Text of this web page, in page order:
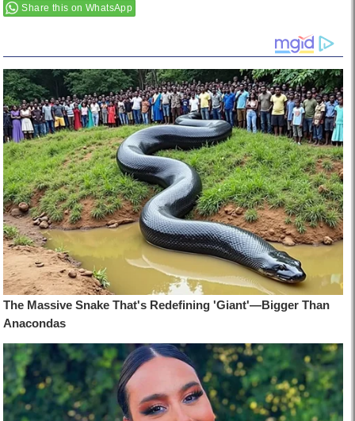
Share this on WhatsApp